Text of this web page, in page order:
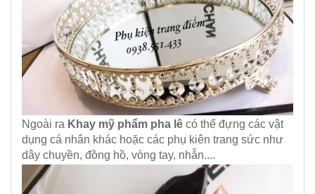
Ngoài ra Khay mỹ phẩm pha lê có thể đựng các vật
dụng cá nhân khác hoặc các phụ kiên trang sức như
dây chuyền, đồng hồ, vòng tay, nhẫn....